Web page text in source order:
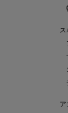
ス
ア